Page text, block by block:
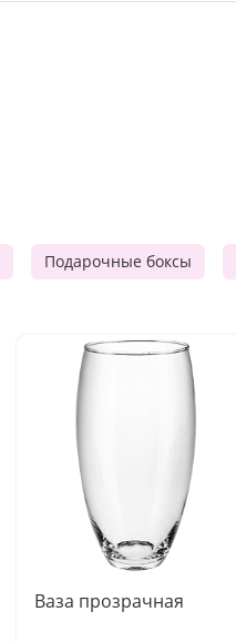
Подарочные боксы
Ваза прозрачная